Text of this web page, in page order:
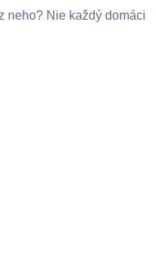
neho? Nie každý domáci